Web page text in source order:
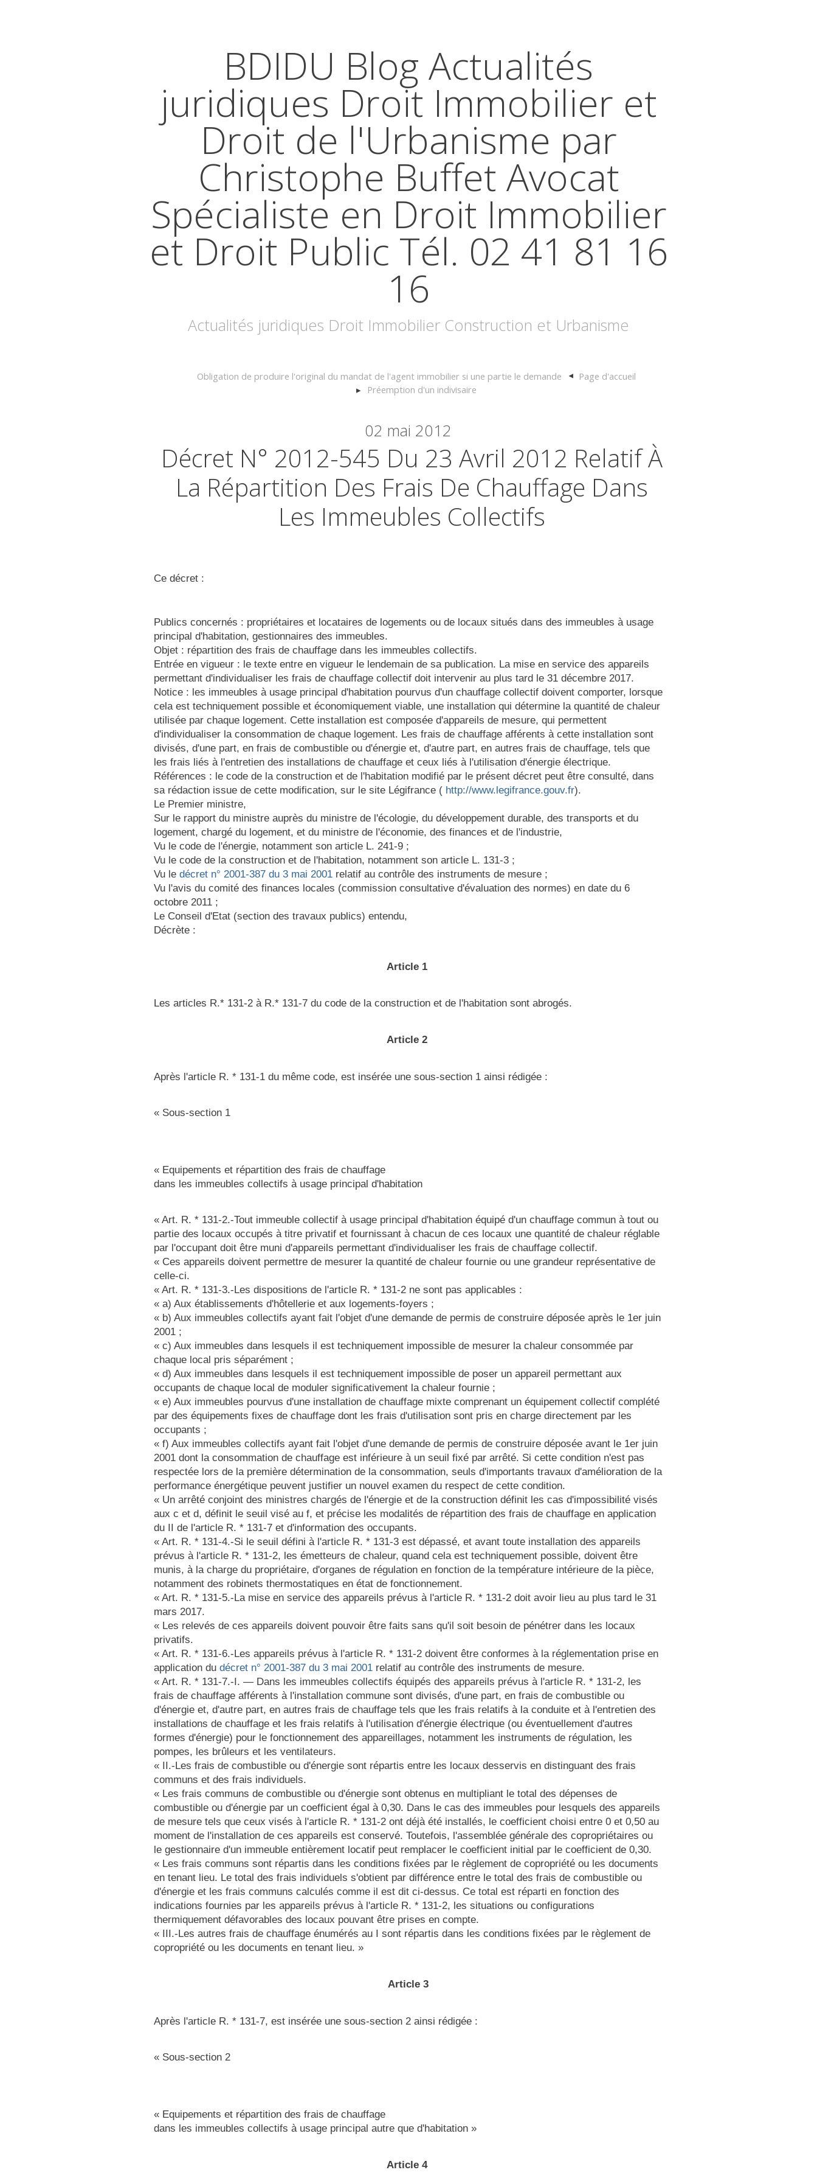
BDIDU Blog Actualités
juridiques Droit Immobilier et
Droit de l'Urbanisme par
Christophe Buffet Avocat
Spécialiste en Droit Immobilier
et Droit Public Tél. 02 41 81 16
16
Actualités juridiques Droit Immobilier Construction et Urbanisme
Obligation de produire l'original du mandat de l'agent immobilier si une partie le demande
Page d'accueil
Préemption d'un indivisaire
02 mai 2012
Décret N° 2012-545 Du 23 Avril 2012 Relatif À
La Répartition Des Frais De Chauffage Dans
Les Immeubles Collectifs
Ce décret :
Publics concernés : propriétaires et locataires de logements ou de locaux situés dans des immeubles à usage
principal d'habitation, gestionnaires des immeubles.
Objet : répartition des frais de chauffage dans les immeubles collectifs.
Entrée en vigueur : le texte entre en vigueur le lendemain de sa publication. La mise en service des appareils
permettant d'individualiser les frais de chauffage collectif doit intervenir au plus tard le 31 décembre 2017.
Notice : les immeubles à usage principal d'habitation pourvus d'un chauffage collectif doivent comporter, lorsque
cela est techniquement possible et économiquement viable, une installation qui détermine la quantité de chaleur
utilisée par chaque logement. Cette installation est composée d'appareils de mesure, qui permettent
d'individualiser la consommation de chaque logement. Les frais de chauffage afférents à cette installation sont
divisés, d'une part, en frais de combustible ou d'énergie et, d'autre part, en autres frais de chauffage, tels que
les frais liés à l'entretien des installations de chauffage et ceux liés à l'utilisation d'énergie électrique.
Références : le code de la construction et de l'habitation modifié par le présent décret peut être consulté, dans
sa rédaction issue de cette modification, sur le site Légifrance (http://www.legifrance.gouv.fr).
Le Premier ministre,
Sur le rapport du ministre auprès du ministre de l'écologie, du développement durable, des transports et du
logement, chargé du logement, et du ministre de l'économie, des finances et de l'industrie,
Vu le code de l'énergie, notamment son article L. 241-9 ;
Vu le code de la construction et de l'habitation, notamment son article L. 131-3 ;
Vu le décret n° 2001-387 du 3 mai 2001relatif au contrôle des instruments de mesure ;
Vu l'avis du comité des finances locales (commission consultative d'évaluation des normes) en date du 6
octobre 2011 ;
Le Conseil d'Etat (section des travaux publics) entendu,
Décrète :
Article 1
Les articles R.* 131-2 à R.* 131-7 du code de la construction et de l'habitation sont abrogés.
Article 2
Après l'article R. * 131-1 du même code, est insérée une sous-section 1 ainsi rédigée :
« Sous-section 1
« Equipements et répartition des frais de chauffage
dans les immeubles collectifs à usage principal d'habitation
« Art. R. * 131-2.-Tout immeuble collectif à usage principal d'habitation équipé d'un chauffage commun à tout ou
partie des locaux occupés à titre privatif et fournissant à chacun de ces locaux une quantité de chaleur réglable
par l'occupant doit être muni d'appareils permettant d'individualiser les frais de chauffage collectif.
« Ces appareils doivent permettre de mesurer la quantité de chaleur fournie ou une grandeur représentative de
celle-ci.
« Art. R. * 131-3.-Les dispositions de l'article R. * 131-2 ne sont pas applicables :
« a) Aux établissements d'hôtellerie et aux logements-foyers ;
« b) Aux immeubles collectifs ayant fait l'objet d'une demande de permis de construire déposée après le 1er juin
2001 ;
« c) Aux immeubles dans lesquels il est techniquement impossible de mesurer la chaleur consommée par
chaque local pris séparément ;
« d) Aux immeubles dans lesquels il est techniquement impossible de poser un appareil permettant aux
occupants de chaque local de moduler significativement la chaleur fournie ;
« e) Aux immeubles pourvus d'une installation de chauffage mixte comprenant un équipement collectif complété
par des équipements fixes de chauffage dont les frais d'utilisation sont pris en charge directement par les
occupants ;
« f) Aux immeubles collectifs ayant fait l'objet d'une demande de permis de construire déposée avant le 1er juin
2001 dont la consommation de chauffage est inférieure à un seuil fixé par arrêté. Si cette condition n'est pas
respectée lors de la première détermination de la consommation, seuls d'importants travaux d'amélioration de la
performance énergétique peuvent justifier un nouvel examen du respect de cette condition.
« Un arrêté conjoint des ministres chargés de l'énergie et de la construction définit les cas d'impossibilité visés
aux c et d, définit le seuil visé au f, et précise les modalités de répartition des frais de chauffage en application
du II de l'article R. * 131-7 et d'information des occupants.
« Art. R. * 131-4.-Si le seuil défini à l'article R. * 131-3 est dépassé, et avant toute installation des appareils
prévus à l'article R. * 131-2, les émetteurs de chaleur, quand cela est techniquement possible, doivent être
munis, à la charge du propriétaire, d'organes de régulation en fonction de la température intérieure de la pièce,
notamment des robinets thermostatiques en état de fonctionnement.
« Art. R. * 131-5.-La mise en service des appareils prévus à l'article R. * 131-2 doit avoir lieu au plus tard le 31
mars 2017.
« Les relevés de ces appareils doivent pouvoir être faits sans qu'il soit besoin de pénétrer dans les locaux
privatifs.
« Art. R. * 131-6.-Les appareils prévus à l'article R. * 131-2 doivent être conformes à la réglementation prise en
application du décret n° 2001-387 du 3 mai 2001 relatif au contrôle des instruments de mesure.
« Art. R. * 131-7.-I. ― Dans les immeubles collectifs équipés des appareils prévus à l'article R. * 131-2, les
frais de chauffage afférents à l'installation commune sont divisés, d'une part, en frais de combustible ou
d'énergie et, d'autre part, en autres frais de chauffage tels que les frais relatifs à la conduite et à l'entretien des
installations de chauffage et les frais relatifs à l'utilisation d'énergie électrique (ou éventuellement d'autres
formes d'énergie) pour le fonctionnement des appareillages, notamment les instruments de régulation, les
pompes, les brûleurs et les ventilateurs.
« II.-Les frais de combustible ou d'énergie sont répartis entre les locaux desservis en distinguant des frais
communs et des frais individuels.
« Les frais communs de combustible ou d'énergie sont obtenus en multipliant le total des dépenses de
combustible ou d'énergie par un coefficient égal à 0,30. Dans le cas des immeubles pour lesquels des appareils
de mesure tels que ceux visés à l'article R. * 131-2 ont déjà été installés, le coefficient choisi entre 0 et 0,50 au
moment de l'installation de ces appareils est conservé. Toutefois, l'assemblée générale des copropriétaires ou
le gestionnaire d'un immeuble entièrement locatif peut remplacer le coefficient initial par le coefficient de 0,30.
« Les frais communs sont répartis dans les conditions fixées par le règlement de copropriété ou les documents
en tenant lieu. Le total des frais individuels s'obtient par différence entre le total des frais de combustible ou
d'énergie et les frais communs calculés comme il est dit ci-dessus. Ce total est réparti en fonction des
indications fournies par les appareils prévus à l'article R. * 131-2, les situations ou configurations
thermiquement défavorables des locaux pouvant être prises en compte.
« III.-Les autres frais de chauffage énumérés au I sont répartis dans les conditions fixées par le règlement de
copropriété ou les documents en tenant lieu. »
Article 3
Après l'article R. * 131-7, est insérée une sous-section 2 ainsi rédigée :
« Sous-section 2
« Equipements et répartition des frais de chauffage
dans les immeubles collectifs à usage principal autre que d'habitation »
Article 4